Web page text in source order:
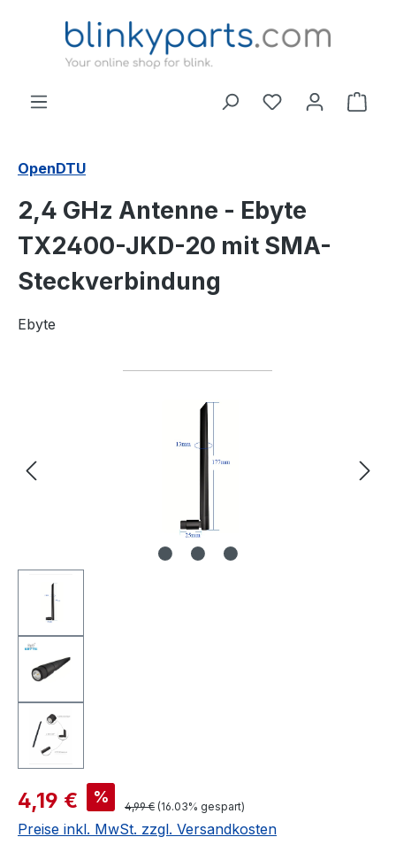
Zum Hauptinhalt springen
OpenDTU
2,4 GHz Antenne - Ebyte
TX2400-JKD-20 mit SMA-
Steckverbindung
Ebyte
Verkaufspreis:
4,19 € % Regulärer Preis:
4,99 € (16.03% gespart)
Preise inkl. MwSt. zzgl. Versandkosten